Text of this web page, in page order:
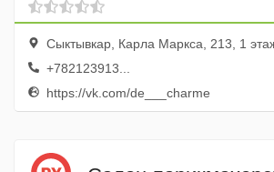
Сыктывкар, Карла Маркса, 213, 1
+782123913...
https://vk.com/de___charme